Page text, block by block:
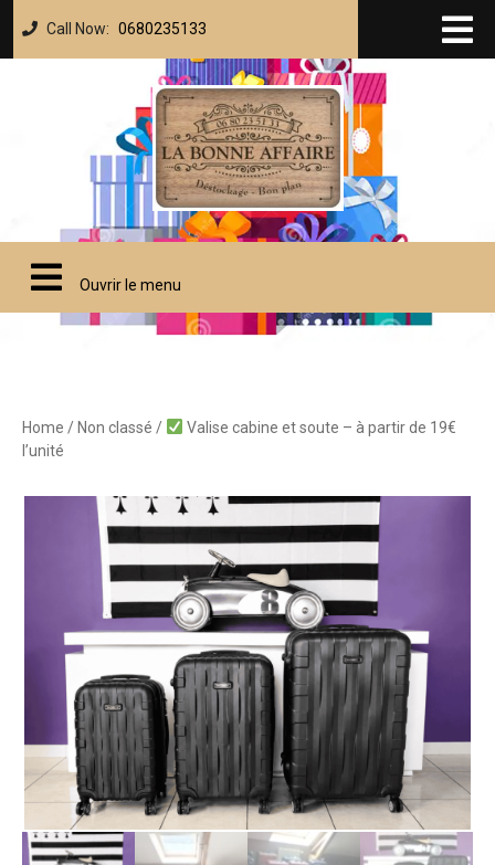
Call Now: 0680235133
Ouvrir le menu
Home / Non classé /
Valise cabine et soute – à partir de 19€
l’unité